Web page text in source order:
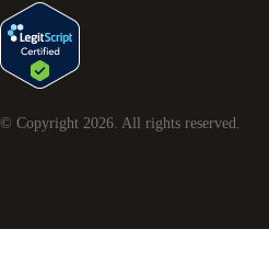
© Copyright 2026 . All rights reserved.